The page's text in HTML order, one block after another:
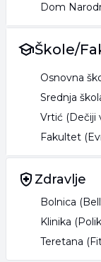
Škole/
Zdravlje